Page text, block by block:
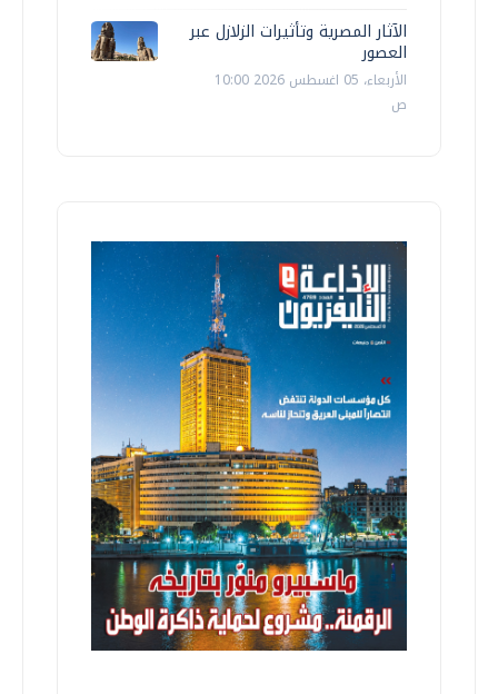
الآثار المصرية وتأثيرات الزلازل عبر
العصور
الأربعاء، 05 اغسطس 2026 10:00
ص